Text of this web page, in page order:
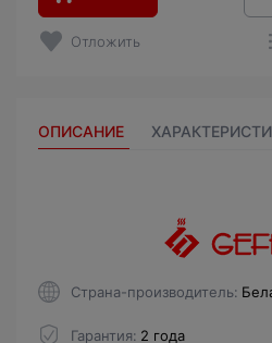
Отложить
ОПИСАНИЕ
Страна-производитель
Гарантия 2 года